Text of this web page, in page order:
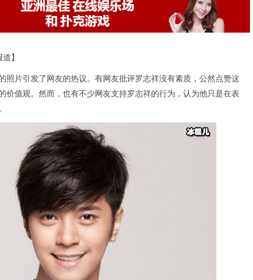
】
照片引发了网友的热议。有网友批评罗志祥没有素质，公然点赞这
价值观。然而，也有不少网友支持罗志祥的行为，认为他只是在表